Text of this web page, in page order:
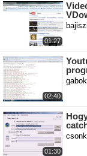
01:27
02:40
01:30